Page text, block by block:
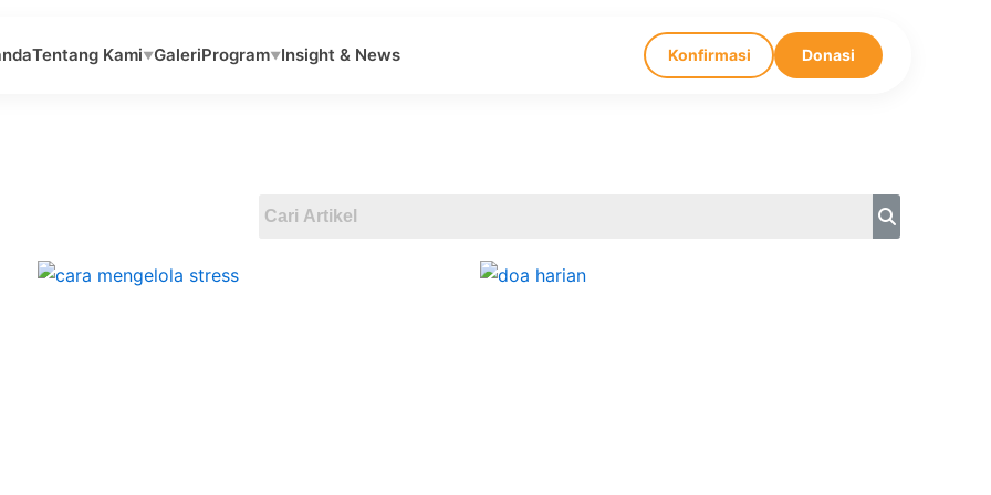
Tentang Kami▼GaleriProgram▼Insight & News Konfirmasi Donasi